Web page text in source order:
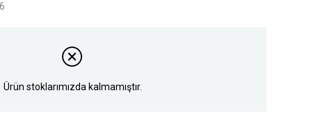
Ürün stoklarımızda kalmamıştır.